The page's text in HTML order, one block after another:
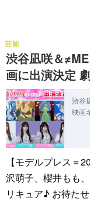
渋谷凪咲＆
画に出演決定
芸能
渋谷
映画
【モデルプレス＝
沢萌子、櫻井もも
リキュア♪ お待た